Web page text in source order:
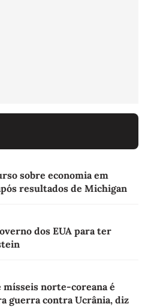
sobre economia em
resultados de Michigan
dos EUA para ter
mísseis norte-coreana é
guerra contra Ucrânia, diz